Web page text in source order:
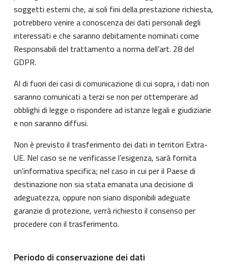
soggetti esterni che, ai soli fini della prestazione richiesta,
potrebbero venire a conoscenza dei dati personali degli
interessati e che saranno debitamente nominati come
Responsabili del trattamento a norma dell’art. 28 del
GDPR.
Al di fuori dei casi di comunicazione di cui sopra, i dati non
saranno comunicati a terzi se non per ottemperare ad
obblighi di legge o rispondere ad istanze legali e giudiziarie
e non saranno diffusi.
Non è previsto il trasferimento dei dati in territori Extra-
UE. Nel caso se ne verificasse l’esigenza, sarà fornita
un'informativa specifica; nel caso in cui per il Paese di
destinazione non sia stata emanata una decisione di
adeguatezza, oppure non siano disponibili adeguate
garanzie di protezione, verrà richiesto il consenso per
procedere con il trasferimento.
Periodo di conservazione dei dati